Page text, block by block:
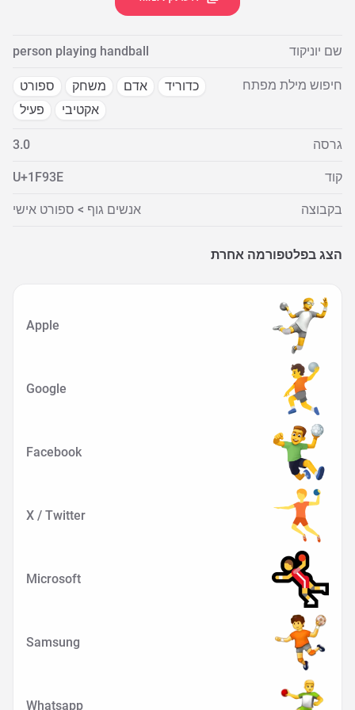
שם יוניקוד person playing handball
חיפוש מילת מפתח כדוריד אדם משחק
ספורט
אקטיבי
פעיל
גרסה 3.0
קוד U+1F93E
בקבוצה אנשים גוף > ספורט אישי
הצג בפלטפורמה אחרת
Apple
Google
Facebook
X / Twitter
Microsoft
Samsung
Whatsapp